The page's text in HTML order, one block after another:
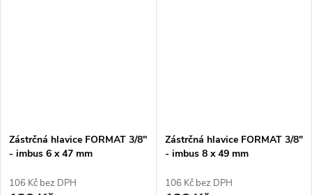
Zástrčná hlavice FORMAT 3/8"
- imbus 6 x 47 mm
106 Kč bez DPH
Zástrčná hlavice FORMAT 3/8"
- imbus 8 x 49 mm
106 Kč bez DPH